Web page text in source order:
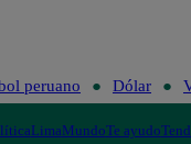
peruano Dólar
LimaMundoTe ayudo